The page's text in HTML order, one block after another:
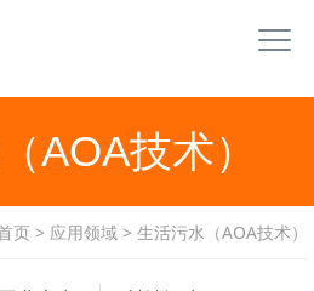
AOA技术）
页 > 应用领域 > 生活污水（AOA技术）